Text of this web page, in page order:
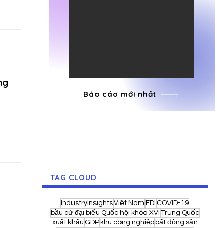
Báo cáo mới nhất
TAG CLOUD
IndustryInsightsViệt Nam FDI COVID-19
bầu cử đại biểu Quốc hội khóa XVI Trung Quốc
xuất khẩu GDP khu công nghiệp bất động sản